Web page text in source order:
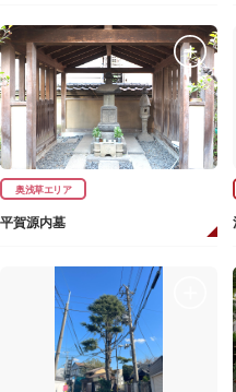
奥浅草エリア
平賀源内墓